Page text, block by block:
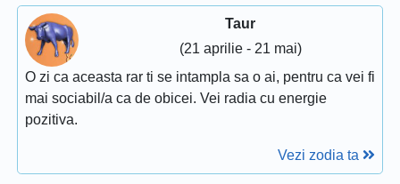
Taur
(21 aprilie - 21 mai)
O zi ca aceasta rar ti se intampla sa o ai, pentru ca vei fi
mai sociabil/a ca de obicei. Vei radia cu energie
pozitiva.
Vezi zodia ta